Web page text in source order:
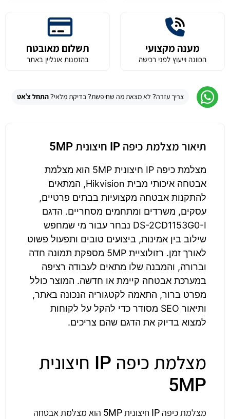
מענה מקצועי
הכוונה וייעוץ לפני רכישה
תשלום מאובטח
בהזמנות אונליין באתר
צריך עזרה? לא מצאת מה שחיפשת? בדיקת מלאי?התחל צ'אט
תיאור מצלמת כיפה IP חיצונית 5MP
מצלמת כיפה IP חיצונית 5MP הוא מצלמת
אבטחה איכותי מבית Hikvision, המתאים
להתקנות אבטחה מקצועיות בבתים פרטיים,
עסקים, משרדים ומתחמים מסחריים. הדגם
DS-2CD1153G0-I נבחר עבור מי שמחפש
שילוב בין אמינות, ביצועים טובים ותפעול פשוט
לאורך זמן. רזולוציית 5MP מספקת תמונה חדה
וברורה, והמבנה שלו מתאים לעבודה רציפה
במערכת אבטחה קיימת או חדשה. המוצר כולל
מפרט ברור, התאמה לקטגוריה הנכונה באתר,
ותיאור SEO מסודר כדי להקל על לקוחות
למצוא בדיוק את הדגם שהם צריכים.
מצלמת כיפה IP חיצונית
5MP
מצלמת כיפה IP חיצונית 5MP הוא מצלמת אבטחה